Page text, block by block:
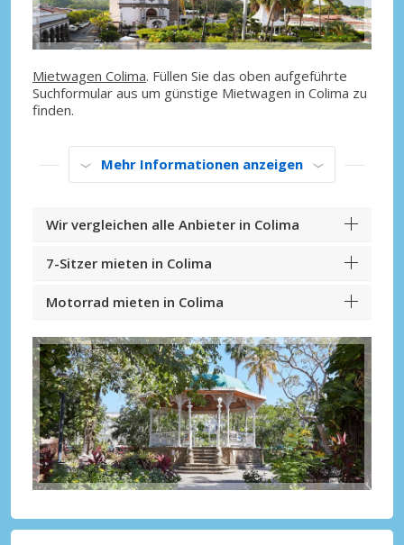
Mietwagen Colima. Füllen Sie das oben aufgeführte
Suchformular aus um günstige Mietwagen in Colima zu
finden.
Mehr Informationen anzeigen
Wir vergleichen alle Anbieter in Colima
7-Sitzer mieten in Colima
Motorrad mieten in Colima